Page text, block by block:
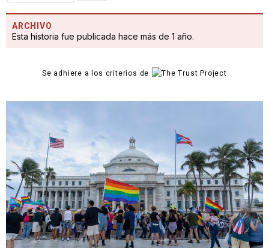
ARCHIVO
Esta historia fue publicada hace más de 1 año.
Se adhiere a los criterios de